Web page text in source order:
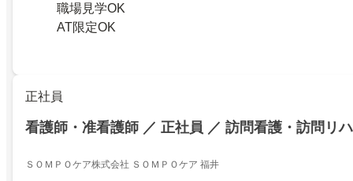
職場見学OK
AT限定OK
正社員
看護師・准看護師 ／ 正社員 ／ 訪問看護・訪問リハ
ＳＯＭＰＯケア株式会社 ＳＯＭＰＯケア 福井